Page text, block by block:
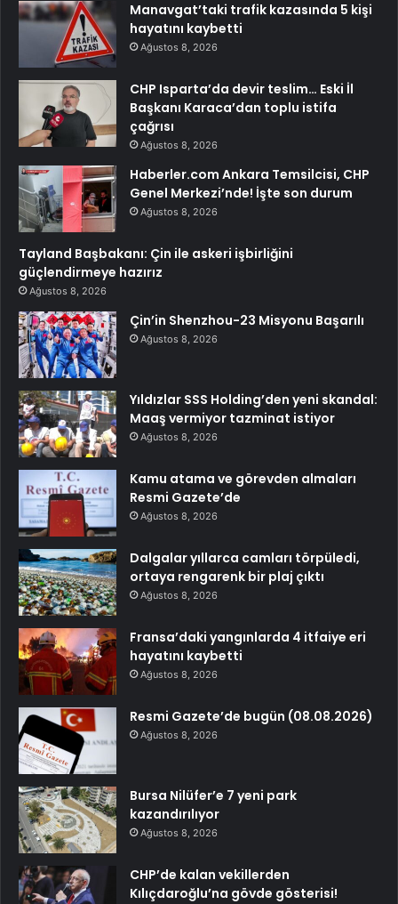
Manavgat’taki trafik kazasında 5 kişi
hayatını kaybetti
Ağustos 8, 2026
CHP Isparta’da devir teslim… Eski İl
Başkanı Karaca’dan toplu istifa
çağrısı
Ağustos 8, 2026
Haberler.com Ankara Temsilcisi, CHP
Genel Merkezi’nde! İşte son durum
Ağustos 8, 2026
Tayland Başbakanı: Çin ile askeri işbirliğini
güçlendirmeye hazırız
Ağustos 8, 2026
Çin’in Shenzhou-23 Misyonu Başarılı
Ağustos 8, 2026
Yıldızlar SSS Holding’den yeni skandal:
Maaş vermiyor tazminat istiyor
Ağustos 8, 2026
Kamu atama ve görevden almaları
Resmi Gazete’de
Ağustos 8, 2026
Dalgalar yıllarca camları törpüledi,
ortaya rengarenk bir plaj çıktı
Ağustos 8, 2026
Fransa’daki yangınlarda 4 itfaiye eri
hayatını kaybetti
Ağustos 8, 2026
Resmi Gazete’de bugün (08.08.2026)
Ağustos 8, 2026
Bursa Nilüfer’e 7 yeni park
kazandırılıyor
Ağustos 8, 2026
CHP’de kalan vekillerden
Kılıçdaroğlu’na gövde gösterisi!